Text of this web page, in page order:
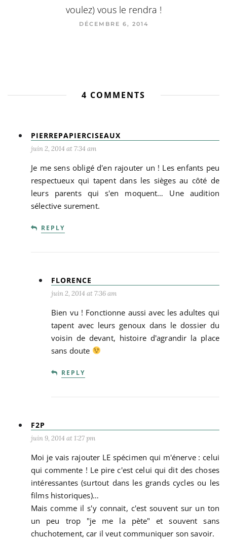
voulez) vous le rendra !
DÉCEMBRE 6, 2014
4 COMMENTS
PIERREPAPIERCISEAUX
juin 2, 2014 at 7:34 am
Je me sens obligé d'en rajouter un ! Les enfants peu
respectueux qui tapent dans les sièges au côté de
leurs parents qui s'en moquent… Une audition
sélective surement.
REPLY
FLORENCE
juin 2, 2014 at 7:36 am
Bien vu ! Fonctionne aussi avec les adultes qui
tapent avec leurs genoux dans le dossier du
voisin de devant, histoire d'agrandir la place
sans doute
REPLY
F2P
juin 9, 2014 at 1:27 pm
Moi je vais rajouter LE spécimen qui m'énerve : celui
qui commente ! Le pire c'est celui qui dit des choses
intéressantes (surtout dans les grands cycles ou les
films historiques)…
Mais comme il s'y connait, c'est souvent sur un ton
un peu trop "je me la pète" et souvent sans
chuchotement, car il veut communiquer son savoir.